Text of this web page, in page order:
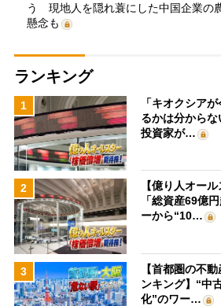
う 現地人を隠れ蓑にした中国企業の
懸念も
ランキング
1
「キオクシア
るかは分から
投資家が…
2
【億り人オー
「総資産69億
ーから“10…
3
【首都圏の不
ンキング】“中
化”のワー…